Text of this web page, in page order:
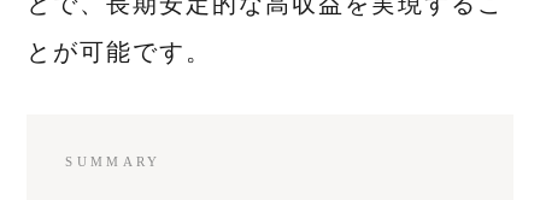
とが可能です。
SUMMARY